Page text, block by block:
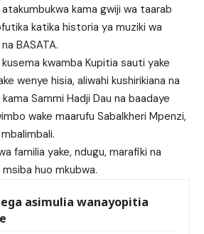
kama gwiji wa taarab
katika historia ya muziki wa
BASATA.
kwamba Kupitia sauti yake
wenye hisia, aliwahi kushirikiana na
Sammi Hadji Dau na baadaye
wake maarufu Sabalkheri Mpenzi,
familia yake, ndugu, marafiki na
huo mkubwa.
asimulia wanayopitia